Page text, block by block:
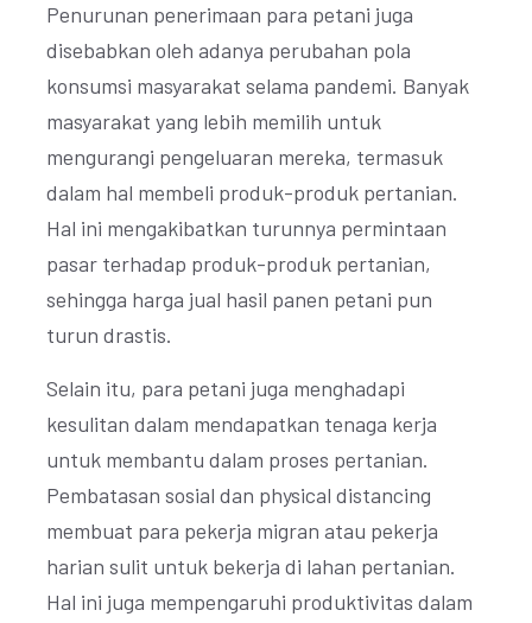
Penurunan penerimaan para petani juga
disebabkan oleh adanya perubahan pola
konsumsi masyarakat selama pandemi. Banyak
masyarakat yang lebih memilih untuk
mengurangi pengeluaran mereka, termasuk
dalam hal membeli produk-produk pertanian.
Hal ini mengakibatkan turunnya permintaan
pasar terhadap produk-produk pertanian,
sehingga harga jual hasil panen petani pun
turun drastis.
Selain itu, para petani juga menghadapi
kesulitan dalam mendapatkan tenaga kerja
untuk membantu dalam proses pertanian.
Pembatasan sosial dan physical distancing
membuat para pekerja migran atau pekerja
harian sulit untuk bekerja di lahan pertanian.
Hal ini juga mempengaruhi produktivitas dalam